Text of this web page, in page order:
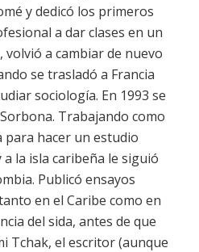
y dedicó los primeros
a dar clases en un
a cambiar de nuevo
se trasladó a Francia
sociología. En 1993 se
Trabajando como
para hacer un estudio
la isla caribeña le siguió
Publicó ensayos
en el Caribe como en
del sida, antes de que
Tchak, el escritor (aunque